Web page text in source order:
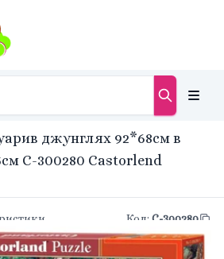
джунглях 92*68см в
С-300280 Castorlend
Код: С-300280